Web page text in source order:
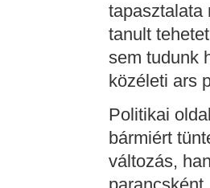
tapasztalata
tanult
sem tudunk
közéleti ars
Politikai
bármiért
változás,